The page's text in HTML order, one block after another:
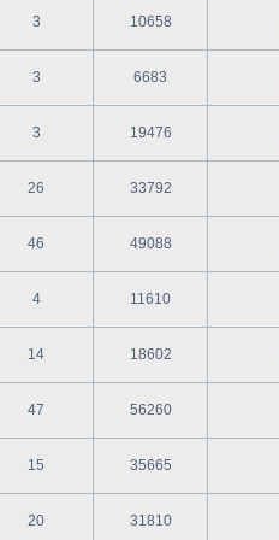
3 10658
3 6683
3 19476
26 33792
46 49088
4 11610
14 18602
47 56260
15 35665
20 31810